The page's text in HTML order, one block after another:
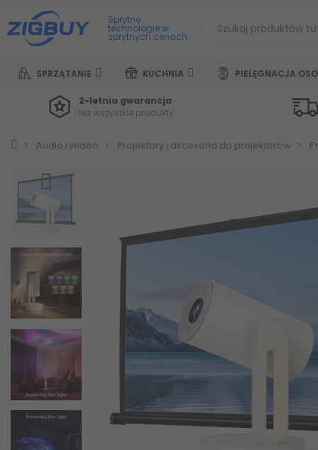
Sprytne
technologie w
sprytnych cenach
SPRZĄTANIE KUCHNIA PIELĘGNACJA
2-letnia gwarancja
Na wszystkie produkty
Audio i wideo Projektory i akcesoria do projektorów